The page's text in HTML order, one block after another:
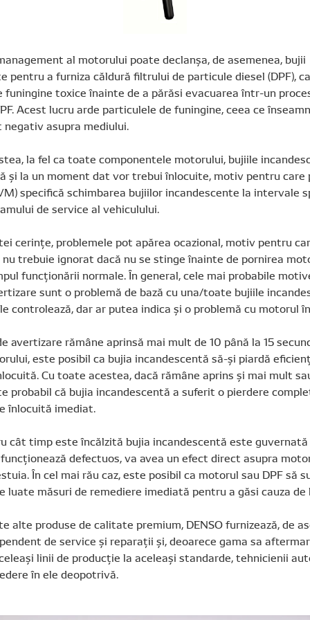
al motorului poate declanșa, de asemenea, bujii
pentru a furniza căldură filtrului de particule diesel (DPF),
funingine toxice înainte de a părăsi evacuarea într-un
Acest lucru arde particulele de funingine, ceea ce
negativ asupra mediului.
la fel ca toate componentele motorului, bujiile
și la un moment dat vor trebui înlocuite, motiv pentru care
specifică schimbarea bujiilor incandescente la intervale
de service al vehiculului.
cerințe, problemele pot apărea ocazional, motiv pentru
trebuie ignorat dacă nu se stinge înainte de pornirea
funcționării normale. În general, cele mai probabile
sunt o problemă de bază cu una/toate bujiile
controlează, dar ar putea indica și o problemă cu motorul
avertizare rămâne aprinsă mai mult de 10 până la 15
este posibil ca bujia incandescentă să-și piardă
Cu toate acestea, dacă rămâne aprins și mai mult
probabil că bujia incandescentă a suferit o pierdere
înlocuită imediat.
cât timp este încălzită bujia incandescentă este guvernată
defectuos, va avea un efect direct asupra
În cel mai rău caz, este posibil ca motorul sau DPF să
luate măsuri de remediere imediată pentru a găsi cauza de
alte produse de calitate premium, DENSO furnizează, de
de service și reparații și, deoarece gama sa
linii de producție la aceleași standarde, tehnicienii
în ele deopotrivă.